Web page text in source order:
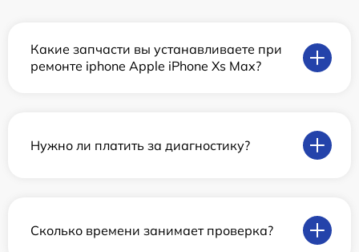
Какие запчасти вы устанавливаете при
ремонте iphone Apple iPhone Xs Max?
Нужно ли платить за диагностику?
Сколько времени занимает проверка?